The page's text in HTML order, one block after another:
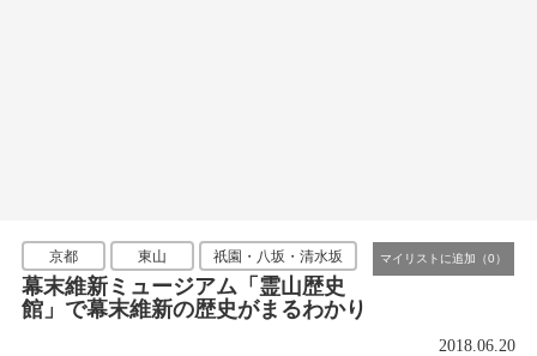
京都 東山 祇園・八坂・清水坂
幕末維新ミュージアム「霊山歴史
館」で幕末維新の歴史がまるわかり
2018.06.20